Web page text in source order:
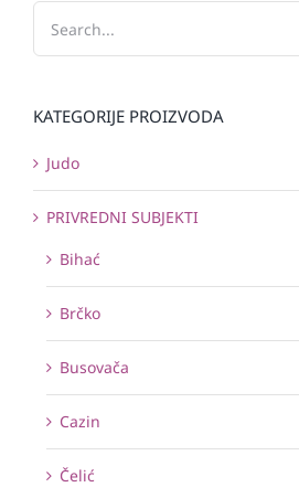
KATEGORIJE PROIZVODA
Judo
PRIVREDNI SUBJEKTI
Bihać
Brčko
Busovača
Cazin
Čelić